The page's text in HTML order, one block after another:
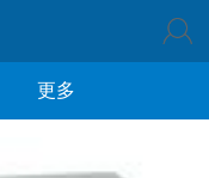
更多